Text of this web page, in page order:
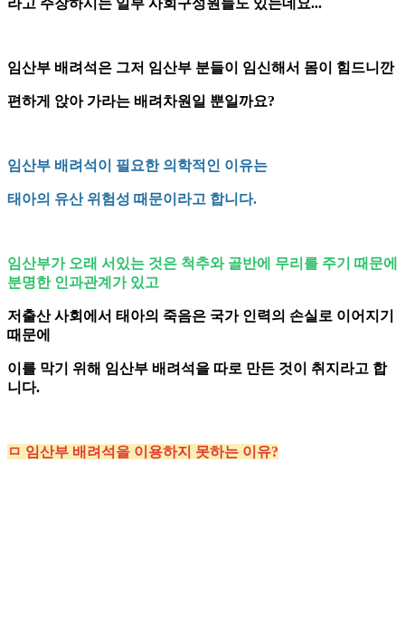
임산부 배려석은 그저 임산부 분들이 임신해서 몸이 힘드니깐
편하게 앉아 가라는 배려차원일 뿐일까요?
임산부 배려석이 필요한 의학적인 이유는
태아의 유산 위험성 때문이라고 합니다.
임산부가 오래 서있는 것은 척추와 골반에 무리를 주기 때문에
분명한 인과관계가 있고
저출산 사회에서 태아의 죽음은 국가 인력의 손실로 이어지기
때문에
이를 막기 위해 임산부 배려석을 따로 만든 것이 취지라고 합
니다.
ㅁ 임산부 배려석을 이용하지 못하는 이유?